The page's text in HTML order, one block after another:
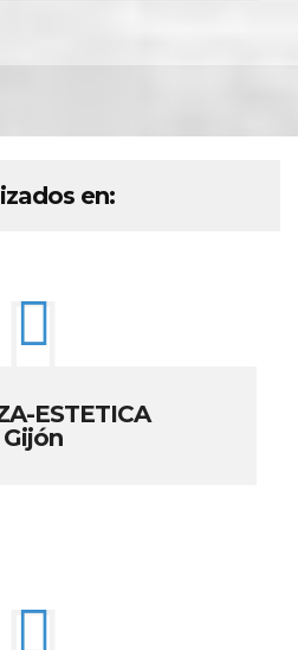
en:
ESTETICA
Gijón